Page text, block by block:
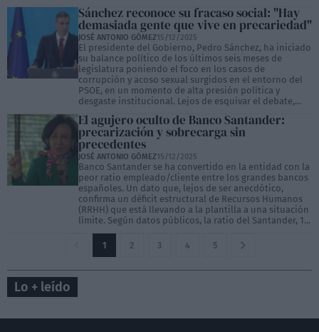
Sánchez reconoce su fracaso social: "Hay
demasiada gente que vive en precariedad"
JOSÉ ANTONIO GÓMEZ15/12/2025
El presidente del Gobierno, Pedro Sánchez, ha iniciado
su balance político de los últimos seis meses de
legislatura poniendo el foco en los casos de
corrupción y acoso sexual surgidos en el entorno del
PSOE, en un momento de alta presión política y
desgaste institucional. Lejos de esquivar el debate,...
El agujero oculto de Banco Santander:
precarización y sobrecarga sin
precedentes
JOSÉ ANTONIO GÓMEZ15/12/2025
Banco Santander se ha convertido en la entidad con la
peor ratio empleado/cliente entre los grandes bancos
españoles. Un dato que, lejos de ser anecdótico,
confirma un déficit estructural de Recursos Humanos
(RRHH) que está llevando a la plantilla a una situación
límite. Según datos públicos, la ratio del Santander, 1...
1 2 3 4 5
Lo + leído